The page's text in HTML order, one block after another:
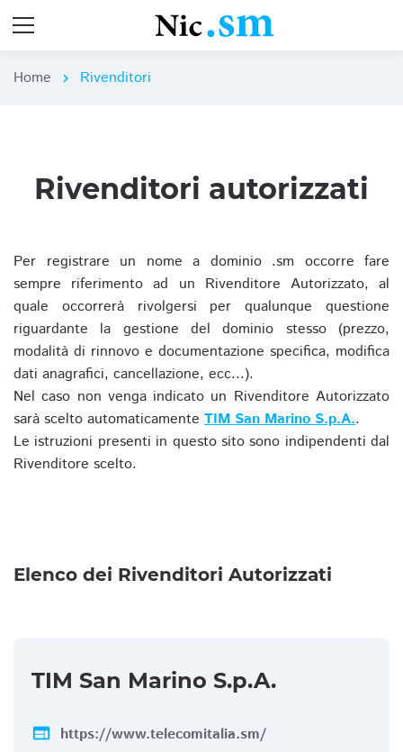
Home chevron_right Rivenditori
Rivenditori autorizzati
Per registrare un nome a dominio .sm occorre fare
sempre riferimento ad un Rivenditore Autorizzato, al
quale occorrerà rivolgersi per qualunque questione
riguardante la gestione del dominio stesso (prezzo,
modalità di rinnovo e documentazione specifica, modifica
dati anagrafici, cancellazione, ecc...).
Nel caso non venga indicato un Rivenditore Autorizzato
sarà scelto automaticamente TIM San Marino S.p.A..
Le istruzioni presenti in questo sito sono indipendenti dal
Rivenditore scelto.
Elenco dei Rivenditori Autorizzati
TIM San Marino S.p.A.
web https://www.telecomitalia.sm/